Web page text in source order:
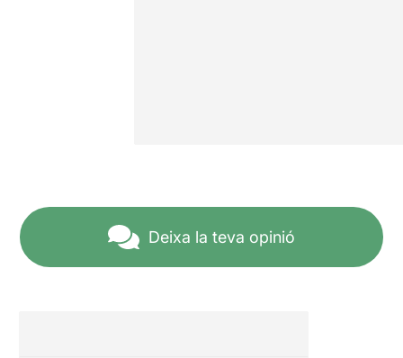
Deixa la teva opinió